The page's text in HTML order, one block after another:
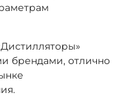
брендами, отлично